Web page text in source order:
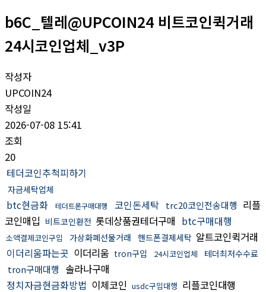
b6C_텔레@UPCOIN24 비트코인퀵거래
24시코인업체_v3P
작성자
UPCOIN24
작성일
2026-07-08 15:41
조회
20
테더코인추척피하기
자금세탁업체
btc현금화 테더트론구매대행 코인돈세탁 trc20코인전송대행 리플
코인매입 비트코인환전 롯데상품권테더구매 btc구매대행
소액결제코인구입 가상화폐선물거래 핸드폰결제세탁 알트코인퀵거래
이더리움파는곳 이더리움 tron구입 24시코인업체 테더최저수수료
tron구매대행
솔라나구매
정치자금현금화방법 이체코인 usdc구입대행 리플코인대행